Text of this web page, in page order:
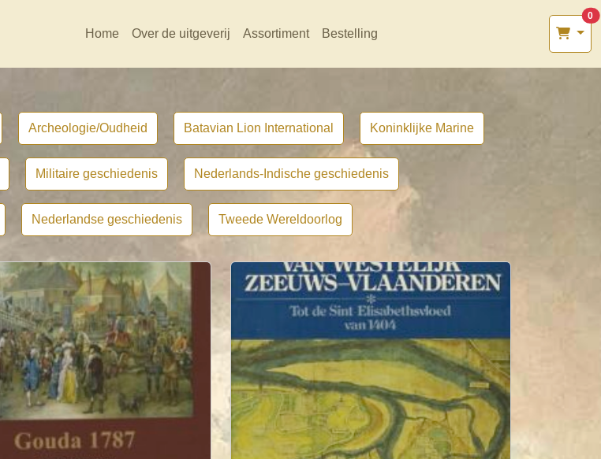
Home Over de uitgeverij Assortiment Bestelling
0
Archeologie/Oudheid Batavian Lion International Koninklijke Marine
Militaire geschiedenis Nederlands-Indische geschiedenis
Nederlandse geschiedenis Tweede Wereldoorlog